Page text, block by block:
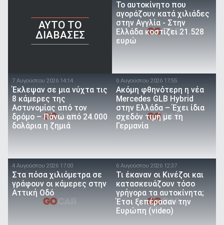
AYTO TO
ΔΙΑΒΑΣΕΣ
To αυτοκίνητο που
αγοράζουν κατά χιλιάδες
στην Αγγλία - Στην
Ελλάδα κοστίζει 21.528
ευρώ
7 Αυγούστου 2026 14:14
Έκλεψαν σε μια νύχτα τις
8 κάμερες της
Αστυνομίας από τον
δρόμο – Πάνω από 24.000
δολάρια η ζημιά
6 Αυγούστου 2026 17:55
Ακόμη φθηνότερη η νέα
Mercedes GLB Hybrid
στην Ελλάδα – Έχει ίδια
σχεδόν τιμή με τη
Γερμανία
4 Αυγούστου 2026 17:00
Στα πόσα χιλιόμετρα σε
γράφουν οι κάμερες στην
Αττική Οδό
6 Αυγούστου 2026 12:37
Τι έκαναν οι Κινέζοι και
κατασκευάζουν τόσο
γρήγορα τα αυτοκίνητα;
Έτσι ξεπέρασαν την
Ευρώπη (video)